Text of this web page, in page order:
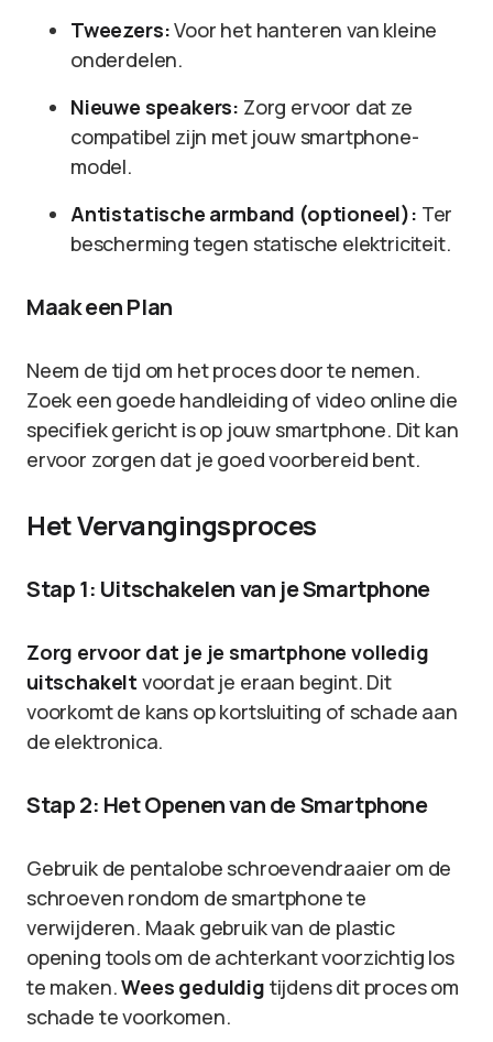
Tweezers:Voor het hanteren van kleine
onderdelen.
Nieuwe speakers: Zorg ervoor dat ze
compatibel zijn met jouw smartphone-
model.
Antistatische armband (optioneel): Ter
bescherming tegen statische elektriciteit.
Maak een Plan
Neem de tijd om het proces door te nemen.
Zoek een goede handleiding of video online die
specifiek gericht is op jouw smartphone. Dit kan
ervoor zorgen dat je goed voorbereid bent.
Het Vervangingsproces
Stap 1: Uitschakelen van je Smartphone
Zorg ervoor dat je je smartphone volledig
uitschakelt voordat je eraan begint. Dit
voorkomt de kans op kortsluiting of schade aan
de elektronica.
Stap 2: Het Openen van de Smartphone
Gebruik de pentalobe schroevendraaier om de
schroeven rondom de smartphone te
verwijderen. Maak gebruik van de plastic
opening tools om de achterkant voorzichtig los
te maken.Wees geduldig tijdens dit proces om
schade te voorkomen.